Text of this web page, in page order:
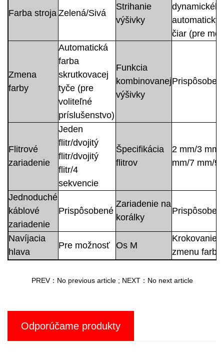
Farba stroja Zelená/Sivá
Strihanie
výšivky
automaticky
čiar (pre
Zmena
farby
Automatická
farba
skrutkovacej
tyče (pre
voliteľné
príslušenstvo)
Funkcia
kombinovanej
výšivky
Flitrové
zariadenie
Jeden
flitr/dvojitý
flitr/dvojitý
flitr/4
sekvencie
Špecifikácia
flitrov
2 mm/3
mm/7 mm/9
Jednoduché
káblové
zariadenie
Prispôsobené
Zariadenie na
korálky
Navíjacia
hlava
Pre možnosť Os M
Krokovanie
zmenu farby
PREV：No previous article; NEXT：No next article
Odporúčame produkty